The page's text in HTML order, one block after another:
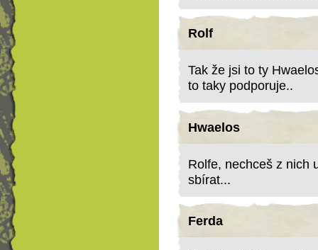
Rolf
Tak že jsi to ty
to taky podporuje..
Hwaelos
Rolfe, nechceš z nich
sbírat...
Ferda